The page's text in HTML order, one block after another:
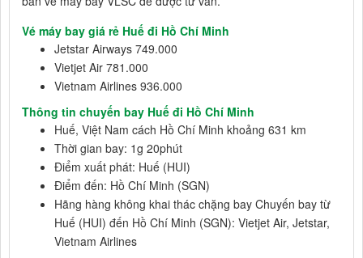
Vé máy bay giá rẻ Huế đi Hồ Chí Minh
Jetstar Airways 749.000
Vietjet Air 781.000
Vietnam Airlines 936.000
Thông tin chuyến bay Huế đi Hồ Chí Minh
Huế, Việt Nam cách Hồ Chí Minh khoảng 631 km
Thời gian bay: 1g 20phút
Điểm xuất phát: Huế (HUI)
Điểm đến: Hồ Chí Minh (SGN)
Hãng hàng không khai thác chặng bay Chuyến bay từ
Huế (HUI) đến Hồ Chí Minh (SGN): Vietjet Air, Jetstar,
Vietnam Airlines